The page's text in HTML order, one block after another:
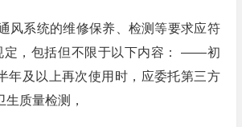
风系统的维修保养、检测等要求应符
定，包括但不限于以下内容： ——初
年及以上再次使用时，应委托第三方
生质量检测，